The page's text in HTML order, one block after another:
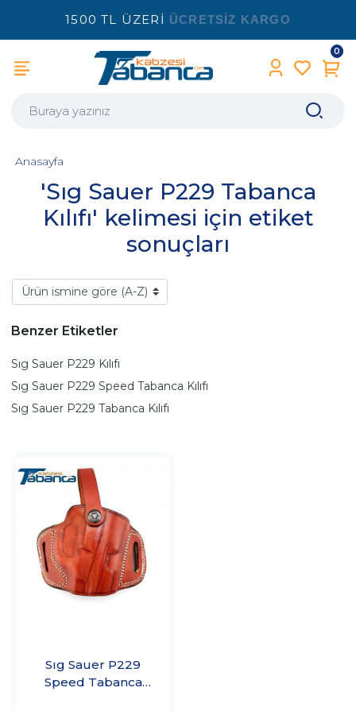
1500 TL ÜZERİ ÜCRETSİZ KARGO
0
'Sıg Sauer P229 Tabanca
Kılıfı' kelimesi için etiket
sonuçları
Anasayfa
Benzer Etiketler
Sıg Sauer P229 Kılıfı
Sıg Sauer P229 Speed Tabanca Kılıfı
Sıg Sauer P229 Tabanca Kılıfı
Sıg Sauer P229
Speed Tabanca